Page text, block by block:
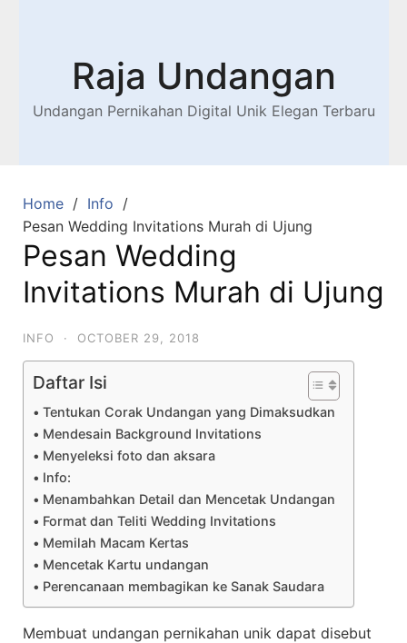
Raja Undangan
Undangan Pernikahan Digital Unik Elegan Terbaru
Home
Info
Pesan Wedding Invitations Murah di Ujung
Pesan Wedding
Invitations Murah di Ujung
INFO · OCTOBER 29, 2018
Daftar Isi
Tentukan Corak Undangan yang Dimaksudkan
Mendesain Background Invitations
Menyeleksi foto dan aksara
Info:
Menambahkan Detail dan Mencetak Undangan
Format dan Teliti Wedding Invitations
Memilah Macam Kertas
Mencetak Kartu undangan
Perencanaan membagikan ke Sanak Saudara
Membuat undangan pernikahan unik dapat disebut